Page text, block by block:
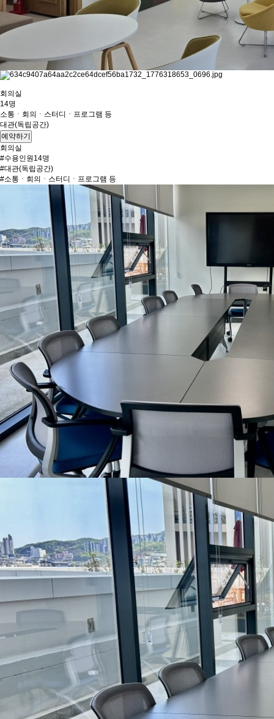
회의실
14명
소통ㆍ회의ㆍ스터디ㆍ프로그램 등
대관(독립공간)
예약하기
회의실
#수용인원14명
#대관(독립공간)
#소통ㆍ회의ㆍ스터디ㆍ프로그램 등